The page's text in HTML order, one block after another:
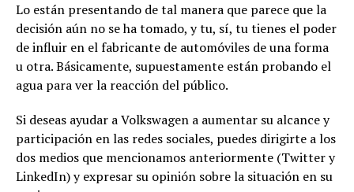
Lo están presentando de tal manera que parece que la
decisión aún no se ha tomado, y tu, sí, tu tienes el poder
de influir en el fabricante de automóviles de una forma
u otra. Básicamente, supuestamente están probando el
agua para ver la reacción del público.
Si deseas ayudar a Volkswagen a aumentar su alcance y
participación en las redes sociales, puedes dirigirte a los
dos medios que mencionamos anteriormente (Twitter y
LinkedIn) y expresar su opinión sobre la situación en su